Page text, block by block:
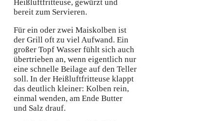
Für ein oder zwei Maiskolben ist
der Grill oft zu viel Aufwand. Ein
großer Topf Wasser fühlt sich auch
übertrieben an, wenn eigentlich nur
eine schnelle Beilage auf den Teller
soll. In der Heißluftfritteuse klappt
das deutlich kleiner: Kolben rein,
einmal wenden, am Ende Butter
und Salz drauf.